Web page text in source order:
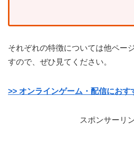
それぞれの特徴については他ペー
すので、ぜひ見てください。
>> オンラインゲーム・配信におす
スポンサーリ